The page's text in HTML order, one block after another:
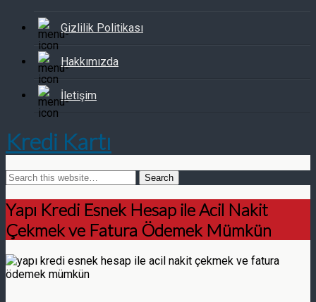
Gizlilik Politikası
Hakkımızda
İletişim
Kredi Kartı
Yapı Kredi Esnek Hesap ile Acil Nakit
Çekmek ve Fatura Ödemek Mümkün